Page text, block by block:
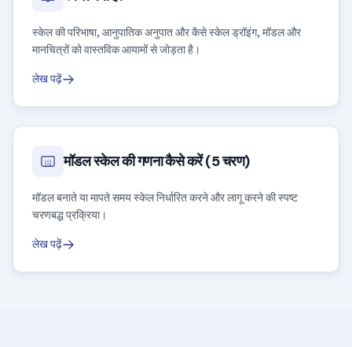
स्केल की परिभाषा, आनुपातिक अनुपात और कैसे स्केल ड्रॉइंग, मॉडल और
मानचित्रों को वास्तविक आयामों से जोड़ता है।
लेख पढ़ें
मॉडल स्केल की गणना कैसे करें (5 चरण)
मॉडल बनाते या मापते समय स्केल निर्धारित करने और लागू करने की स्पष्ट
चरणबद्ध प्रक्रिया।
लेख पढ़ें